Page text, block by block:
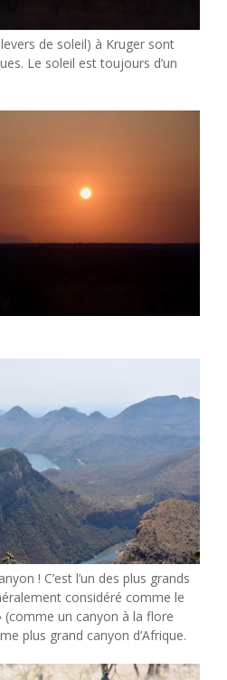
de soleil) à Kruger sont
Le soleil est toujours d’un
! C’est l’un des plus grands
considéré comme le
(comme un canyon à la flore
plus grand canyon d’Afrique.